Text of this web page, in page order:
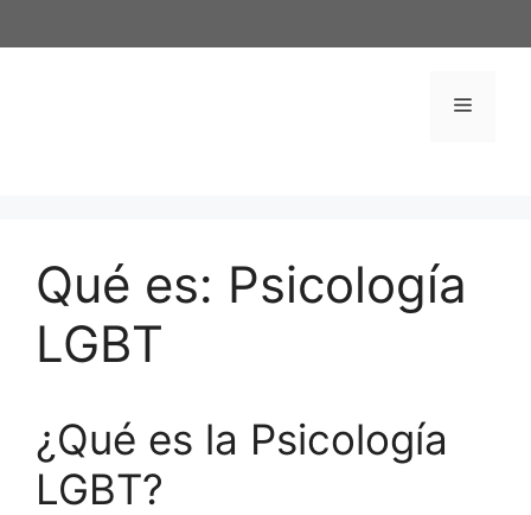
al
Menú
Qué es: Psicología
LGBT
¿Qué es la Psicología
LGBT?